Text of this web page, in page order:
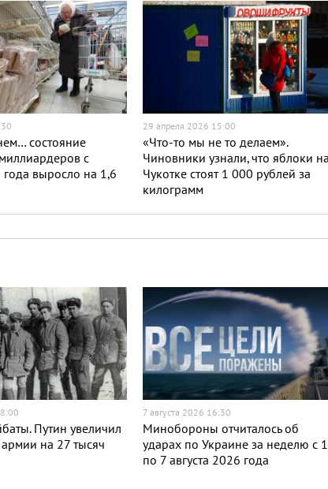
состояние
с
года выросло на 1,6
29 апреля 2026 15:00
«Что-то мы не то делаем».
Чиновники узнали, что яблоки на
Чукотке стоят 1 000 рублей за
килограмм
Путин увеличил
армии на 27 тысяч
7 августа 2026 16:30
Минобороны отчиталось об
ударах по Украине за неделю с 1
по 7 августа 2026 года